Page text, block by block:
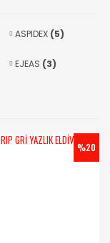
ASPIDEX (5)
EJEAS (3)
%20